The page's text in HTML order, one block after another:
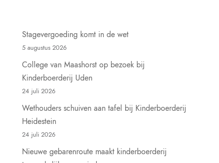
Stagevergoeding komt in de wet
5 augustus 2026
College van Maashorst op bezoek bij
Kinderboerderij Uden
24 juli 2026
Wethouders schuiven aan tafel bij Kinderboerderij
Heidestein
24 juli 2026
Nieuwe gebarenroute maakt kinderboerderij